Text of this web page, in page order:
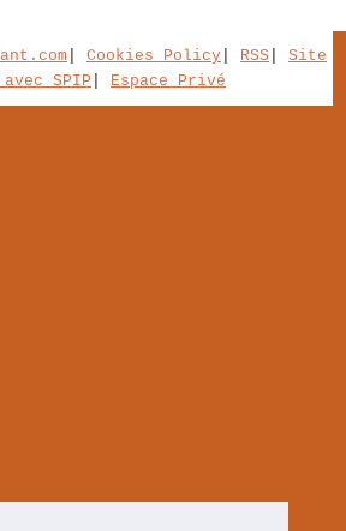
Cookies Policy RSS
Site
SPIP
Espace Privé